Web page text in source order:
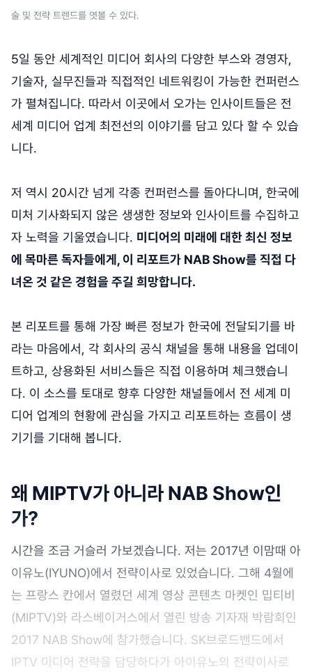
술 및 전략 트렌드를 엿볼 수 있다.
5일 동안 세계적인 미디어 회사의 다양한 부스와 경영자,
기술자, 실무진들과 직접적인 네트워킹이 가능한 컨퍼런스
가 펼쳐집니다. 따라서 이곳에서 오가는 인사이트들은 전
세계 미디어 업계 최전선의 이야기를 담고 있다 할 수 있습
니다.
저 역시 20시간 넘게 각종 컨퍼런스를 돌아다니며, 한국에
미처 기사화되지 않은 생생한 정보와 인사이트를 수집하고
자 노력을 기울였습니다. 미디어의 미래에 대한 최신 정보
에 목마른 독자들에게, 이 리포트가 NAB Show를 직접 다
녀온 것 같은 경험을 주길 희망합니다.
본 리포트를 통해 가장 빠른 정보가 한국에 전달되기를 바
라는 마음에서, 각 회사의 공식 채널을 통해 내용을 업데이
트하고, 상용화된 서비스들은 직접 이용하며 체크했습니
다. 이 소스를 토대로 향후 다양한 채널들에서 전 세계 미
디어 업계의 현황에 관심을 가지고 리포트하는 흐름이 생
기기를 기대해 봅니다.
왜 MIPTV가 아니라 NAB Show인
가?
시간을 조금 거슬러 가보겠습니다. 저는 2017년 이맘때 아
이유노(IYUNO)에서 전략이사로 있었습니다. 그해 4월에
는 프랑스 칸에서 열렸던 세계 영상 콘텐츠 마켓인 밉티비
(MIPTV)와 라스베이거스에서 열린 방송 기자재 박람회인
2017 NAB Show에 참가했습니다. SK브로드밴드에서
IPTV 미디어 전략을 담당하다가 아이유노의 전략이사로